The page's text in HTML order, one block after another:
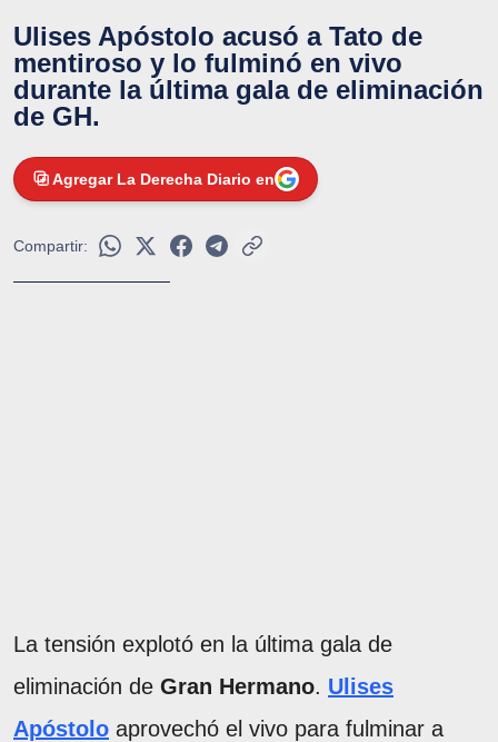
Ulises Apóstolo acusó a Tato de
mentiroso y lo fulminó en vivo
durante la última gala de eliminación
de GH.
Agregar La Derecha Diario en
Compartir:
La tensión explotó en la última gala de
eliminación de Gran Hermano. Ulises
Apóstolo aprovechó el vivo para fulminar a